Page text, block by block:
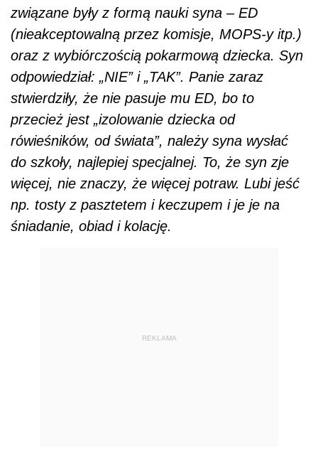
związane były z formą nauki syna – ED
(nieakceptowalną przez komisje, MOPS-y itp.)
oraz z wybiórczością pokarmową dziecka. Syn
odpowiedział: „NIE” i „TAK”. Panie zaraz
stwierdziły, że nie pasuje mu ED, bo to
przecież jest „izolowanie dziecka od
rówieśników, od świata”, należy syna wysłać
do szkoły, najlepiej specjalnej. To, że syn zje
więcej, nie znaczy, że więcej potraw. Lubi jeść
np. tosty z pasztetem i keczupem i je je na
śniadanie, obiad i kolację.
REKLAMA